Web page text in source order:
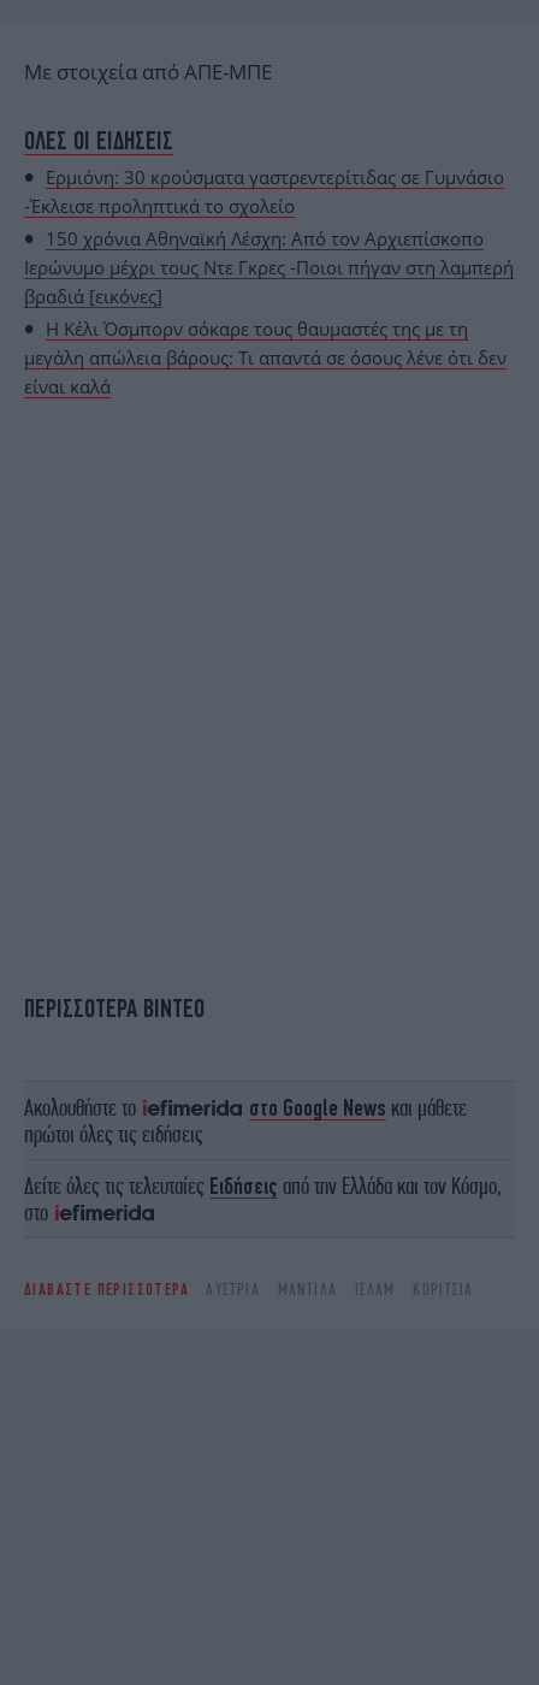
Με στοιχεία από ΑΠΕ-ΜΠΕ
ΟΛΕΣ ΟΙ ΕΙΔΗΣΕΙΣ
Ερμιόνη: 30 κρούσματα γαστρεντερίτιδας σε Γυμνάσιο
-Έκλεισε προληπτικά το σχολείο
150 χρόνια Αθηναϊκή Λέσχη: Από τον Αρχιεπίσκοπο
Ιερώνυμο μέχρι τους Ντε Γκρες -Ποιοι πήγαν στη λαμπερή
βραδιά [εικόνες]
Η Κέλι Όσμπορν σόκαρε τους θαυμαστές της με τη
μεγάλη απώλεια βάρους: Τι απαντά σε όσους λένε ότι δεν
είναι καλά
ΠΕΡΙΣΣΟΤΕΡΑ ΒΙΝΤΕΟ
Ακολουθήστε το στο Google News και μάθετε
πρώτοι όλες τις ειδήσεις
Δείτε όλες τις τελευταίες Ειδήσεις από την Ελλάδα και τον Κόσμο,
στο
ΔΙΑΒΑΣΤΕ ΠΕΡΙΣΣΟΤΕΡΑ ΑΥΣΤΡΊΑ ΜΑΝΤΊΛΑ ΙΣΛΆΜ ΚΟΡΊΤΣΙΑ